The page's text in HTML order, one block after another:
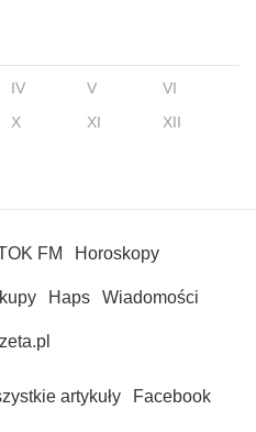
IV V
VI
X XI XII
FM Horoskopy
Haps Wiadomości
artykuły Facebook